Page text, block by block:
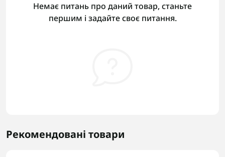
Немає питань про даний товар, станьте
першим і задайте своє питання.
Рекомендовані товари